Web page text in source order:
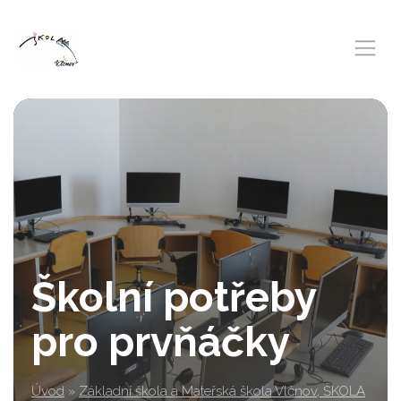
Školní potřeby
pro prvňáčky
Úvod » Základní škola a Mateřská škola Vlčnov, ŠKOLA